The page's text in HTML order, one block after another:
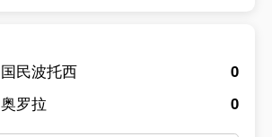
国民波托西
奥罗拉
0
0